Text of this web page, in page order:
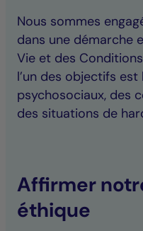
Nous sommes
dans une démarche
Vie et des
l’un des objectifs
psychosociaux, des
des situations de
Affirmer
éthique